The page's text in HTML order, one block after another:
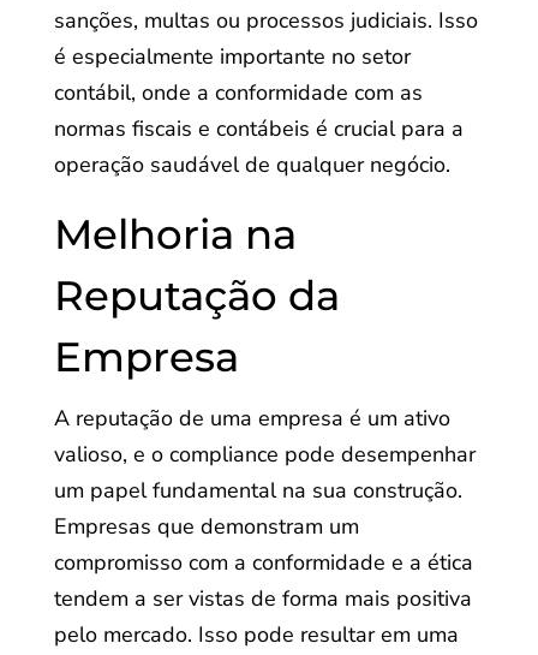
sanções, multas ou processos judiciais. Isso
é especialmente importante no setor
contábil, onde a conformidade com as
normas fiscais e contábeis é crucial para a
operação saudável de qualquer negócio.
Melhoria na
Reputação da
Empresa
A reputação de uma empresa é um ativo
valioso, e o compliance pode desempenhar
um papel fundamental na sua construção.
Empresas que demonstram um
compromisso com a conformidade e a ética
tendem a ser vistas de forma mais positiva
pelo mercado. Isso pode resultar em uma